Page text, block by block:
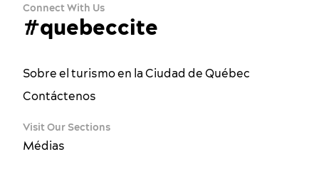
Connect With Us
#quebeccite
Sobre el turismo en la Ciudad de Québec
Contáctenos
Visit Our Sections
Médias